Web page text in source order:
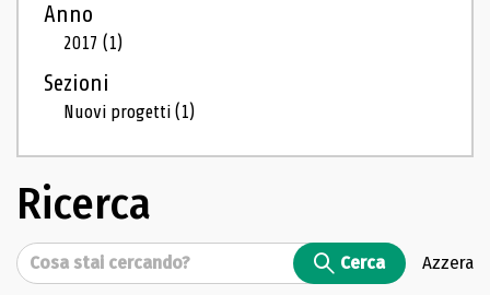
Anno
2017(1)
Sezioni
Nuovi progetti(1)
Ricerca
Cerca Cerca Azzera